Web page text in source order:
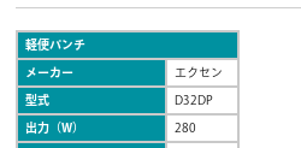
軽便パンチ
メーカー エクセン
型式 D32DP
出力（W） 280